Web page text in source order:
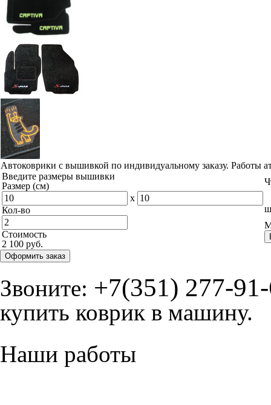
Автоковрики с вышивкой по индивидуальному заказу. Работы
Введите размеры вышивки
Размер (см)
x
Кол-во
Стоимость
2 100 руб.
Оформить заказ
Звоните: +7(351) 277-
купить коврик в машину.
Наши работы